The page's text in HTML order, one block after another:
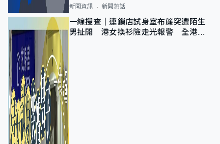
新聞資訊 新聞熱話
一線搜查｜連鎖店試身室布簾突遭陌生
男扯開 港女換衫險走光報警 全港分